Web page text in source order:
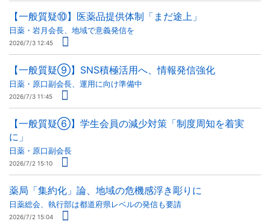
【一般質疑⑩】医薬品提供体制「まだ途上」
日薬・岩月会長、地域で意義発信を
2026/7/3 12:45
【一般質疑⑨】SNS積極活用へ、情報発信強化
日薬・原口副会長、運用に向け準備中
2026/7/3 11:45
【一般質疑⑥】学生会員の減少対策「制度周知を着実
に」
日薬・原口副会長
2026/7/2 15:10
薬局「集約化」論、地域の危機感浮き彫りに
日薬総会、執行部は都道府県レベルの発信も要請
2026/7/2 15:04